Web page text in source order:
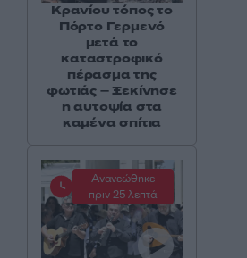
Κρανίου τόπος το
Πόρτο Γερμενό
μετά το
καταστροφικό
πέρασμα της
φωτιάς – Ξεκίνησε
η αυτοψία στα
καμένα σπίτια
Ανανεώθηκε
πριν 25 λεπτά